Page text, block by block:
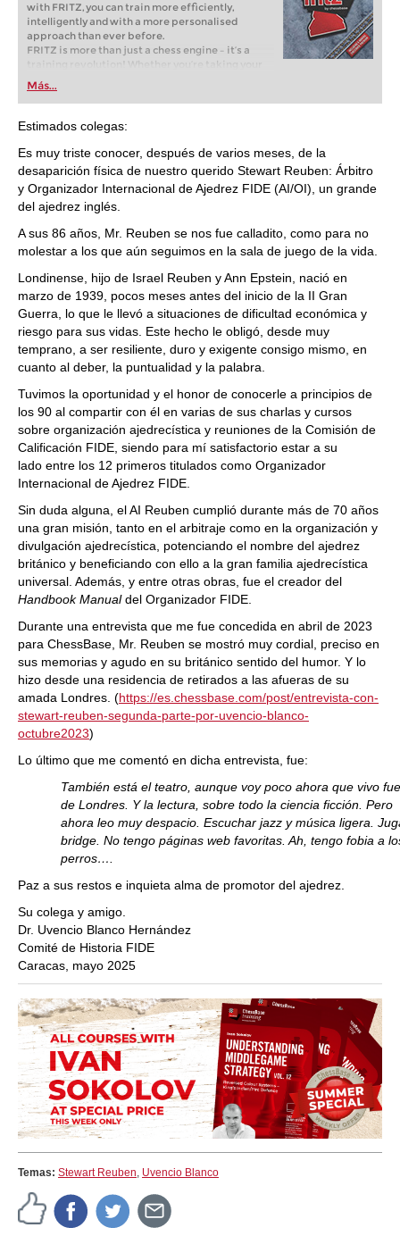
with FRITZ, you can train more efficiently,
intelligently and with a more personalised
approach than ever before.
FRITZ is more than just a chess engine – it’s a
training revolution! Whether you’re taking your
first steps into the world of club chess, or already
playing at a tournament level: with FRITZ, you can
train more efficiently, intelligently and with a
more personalised approach than ever before.
Más...
Estimados colegas:
Es muy triste conocer, después de varios meses, de la
desaparición física de nuestro querido Stewart Reuben: Árbitro
y Organizador Internacional de Ajedrez FIDE (AI/OI), un grande
del ajedrez inglés.
A sus 86 años, Mr. Reuben se nos fue calladito, como para no
molestar a los que aún seguimos en la sala de juego de la vida.
Londinense, hijo de Israel Reuben y Ann Epstein, nació en
marzo de 1939, pocos meses antes del inicio de la II Gran
Guerra, lo que le llevó a situaciones de dificultad económica y
riesgo para sus vidas. Este hecho le obligó, desde muy
temprano, a ser resiliente, duro y exigente consigo mismo, en
cuanto al deber, la puntualidad y la palabra.
Tuvimos la oportunidad y el honor de conocerle a principios de
los 90 al compartir con él en varias de sus charlas y cursos
sobre organización ajedrecística y reuniones de la Comisión de
Calificación FIDE, siendo para mí satisfactorio estar a su
lado entre los 12 primeros titulados como Organizador
Internacional de Ajedrez FIDE.
Sin duda alguna, el AI Reuben cumplió durante más de 70 años
una gran misión, tanto en el arbitraje como en la organización y
divulgación ajedrecística, potenciando el nombre del ajedrez
británico y beneficiando con ello a la gran familia ajedrecística
universal. Además, y entre otras obras, fue el creador del
Handbook Manualdel Organizador FIDE.
Durante una entrevista que me fue concedida en abril de 2023
para ChessBase, Mr. Reuben se mostró muy cordial, preciso en
sus memorias y agudo en su británico sentido del humor. Y lo
hizo desde una residencia de retirados a las afueras de su
amada Londres. (https://es.chessbase.com/post/entrevista-con-
stewart-reuben-segunda-parte-por-uvencio-blanco-
octubre2023)
Lo último que me comentó en dicha entrevista, fue:
También está el teatro, aunque voy poco ahora que vivo
de Londres. Y la lectura, sobre todo la ciencia ficción. Pero
ahora leo muy despacio. Escuchar jazz y música ligera.
bridge. No tengo páginas web favoritas. Ah, tengo fobia a
perros….
Paz a sus restos e inquieta alma de promotor del ajedrez.
Su colega y amigo.
Dr. Uvencio Blanco Hernández
Comité de Historia FIDE
Caracas, mayo 2025
Temas: Stewart Reuben, Uvencio Blanco